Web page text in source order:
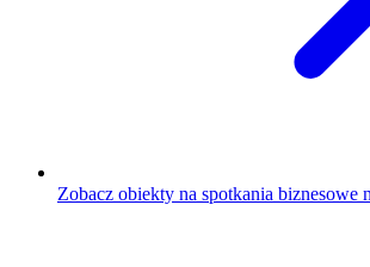
Zobacz obiekty na spotkania biznesowe